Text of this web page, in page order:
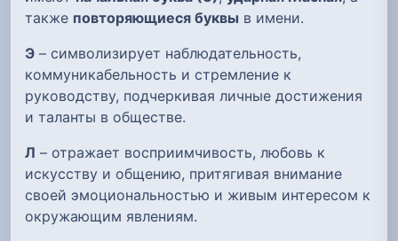
также повторяющиеся буквы в имени.
Э – символизирует наблюдательность,
коммуникабельность и стремление к
руководству, подчеркивая личные достижения
и таланты в обществе.
Л – отражает восприимчивость, любовь к
искусству и общению, притягивая внимание
своей эмоциональностью и живым интересом к
окружающим явлениям.